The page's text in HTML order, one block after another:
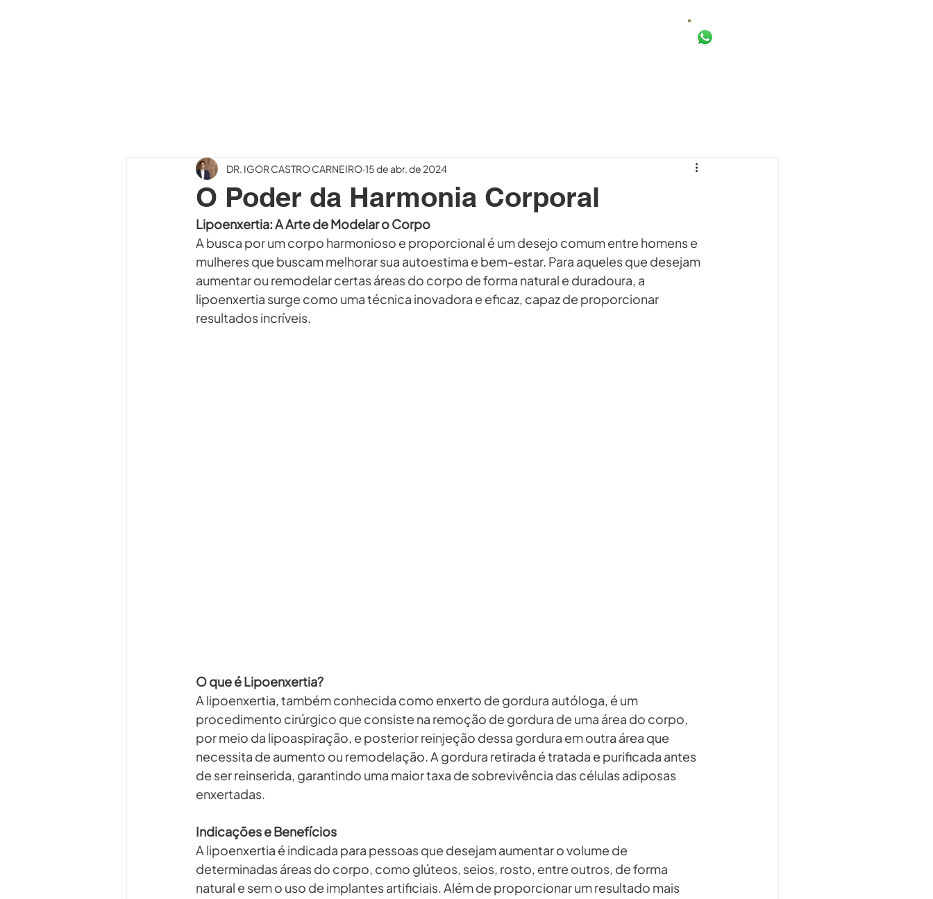
O Poder da Harmonia Corporal
DR. IGOR CASTRO CARNEIRO 15 de abr. de 2024
Lipoenxertia: A Arte de Modelar o Corpo
A busca por um corpo harmonioso e proporcional é um desejo comum entre homens e
mulheres que buscam melhorar sua autoestima e bem-estar. Para aqueles que desejam
aumentar ou remodelar certas áreas do corpo de forma natural e duradoura, a
lipoenxertia surge como uma técnica inovadora e eficaz, capaz de proporcionar
resultados incríveis.
O que é Lipoenxertia?
A lipoenxertia, também conhecida como enxerto de gordura autóloga, é um
procedimento cirúrgico que consiste na remoção de gordura de uma área do corpo,
por meio da lipoaspiração, e posterior reinjeção dessa gordura em outra área que
necessita de aumento ou remodelação. A gordura retirada é tratada e purificada antes
de ser reinserida, garantindo uma maior taxa de sobrevivência das células adiposas
enxertadas.
Indicações e Benefícios
A lipoenxertia é indicada para pessoas que desejam aumentar o volume de
determinadas áreas do corpo, como glúteos, seios, rosto, entre outros, de forma
natural e sem o uso de implantes artificiais. Além de proporcionar um resultado mais